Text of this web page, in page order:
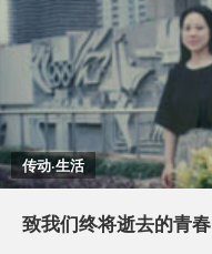
传动·生活
致我们终将逝去的青春